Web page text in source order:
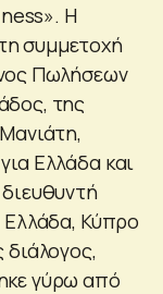
Η
συμμετοχή
Πωλήσεων
της
Ελλάδα και
Κύπρο
γύρω από